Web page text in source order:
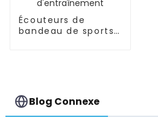
Écouteurs de
bandeau de sports
Blog Connexe